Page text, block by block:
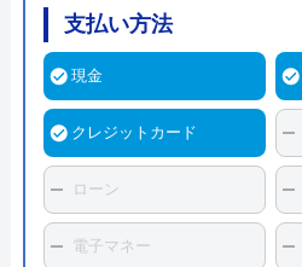
支払い方法
現金
クレジットカード
ローン
電子マネー